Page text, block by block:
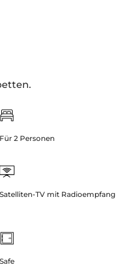
Für 2 Personen
Satelliten-TV mit Radioempfang
Safe